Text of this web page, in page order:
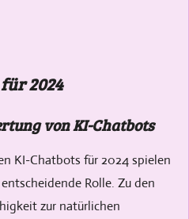
2024
von KI-Chatbots
KI-Chatbots für 2024 spielen
Rolle. Zu den
zur natürlichen